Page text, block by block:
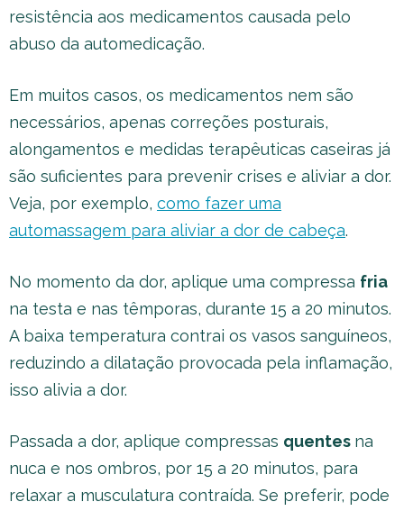
resistência aos medicamentos causada pelo
abuso da automedicação.
Em muitos casos, os medicamentos nem são
necessários, apenas correções posturais,
alongamentos e medidas terapêuticas caseiras já
são suficientes para prevenir crises e aliviar a dor.
Veja, por exemplo, como fazer uma
automassagem para aliviar a dor de cabeça.
No momento da dor, aplique uma compressa fria
na testa e nas têmporas, durante 15 a 20 minutos.
A baixa temperatura contrai os vasos sanguíneos,
reduzindo a dilatação provocada pela inflamação,
isso alivia a dor.
Passada a dor, aplique compressas quentes na
nuca e nos ombros, por 15 a 20 minutos, para
relaxar a musculatura contraída. Se preferir, pode